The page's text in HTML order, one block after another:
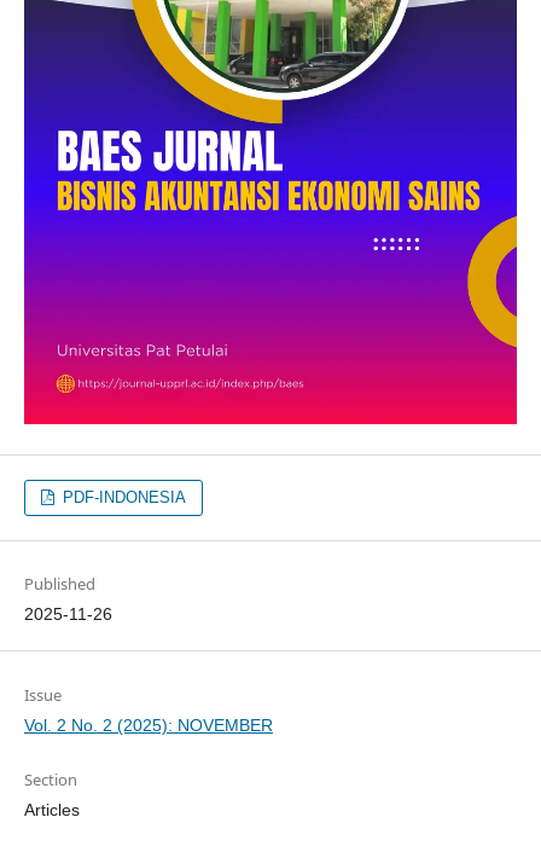
PDF-INDONESIA
Published
2025-11-26
Issue
Vol. 2 No. 2 (2025): NOVEMBER
Section
Articles